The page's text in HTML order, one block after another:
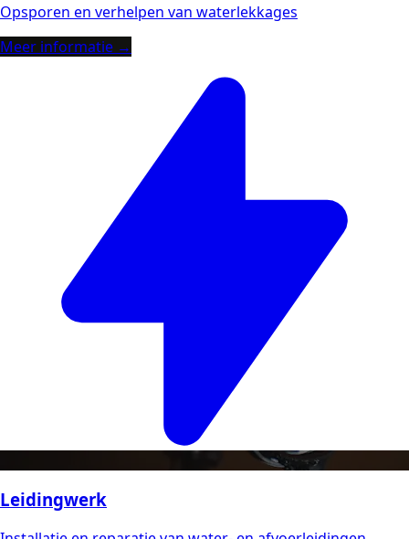
Opsporen en verhelpen van waterlekkages
Meer informatie →
Leidingwerk